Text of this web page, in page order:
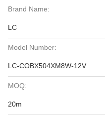
Brand Name:
LC
Model Number:
LC-COBX504XM8W-12V
MOQ:
20m